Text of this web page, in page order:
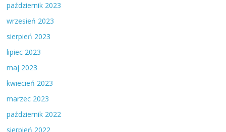
październik 2023
wrzesień 2023
sierpień 2023
lipiec 2023
maj 2023
kwiecień 2023
marzec 2023
październik 2022
sierpień 2022